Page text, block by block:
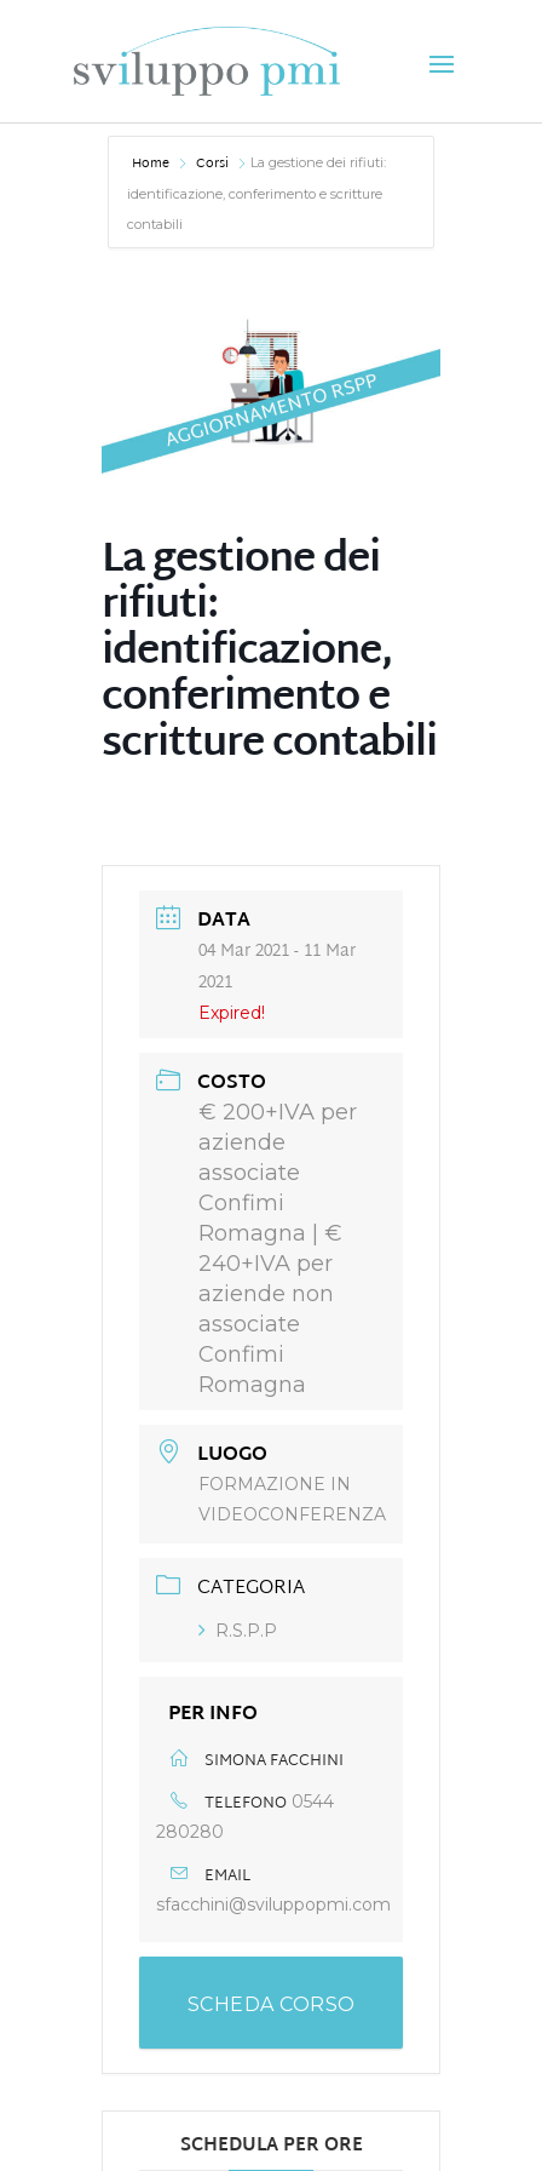
Home Corsi
La gestione dei rifiuti:
identificazione, conferimento e scritture
contabili
La gestione dei
rifiuti:
identificazione,
conferimento e
scritture contabili
DATA
04 Mar 2021- 11 Mar
2021
Expired!
COSTO
€ 200+IVA per
aziende
associate
Confimi
Romagna | €
240+IVA per
aziende non
associate
Confimi
Romagna
LUOGO
FORMAZIONE IN
VIDEOCONFERENZA
CATEGORIA
R.S.P.P
PER INFO
SIMONA FACCHINI
TELEFONO 0544
280280
EMAIL
sfacchini@sviluppopmi.com
SCHEDA CORSO
SCHEDULA PER ORE